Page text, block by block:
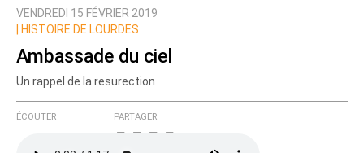
VENDREDI 15 FÉVRIER 2019
HISTOIRE DE LOURDES
Ambassade du ciel
Un rappel de la resurection
ÉCOUTER PARTAGER